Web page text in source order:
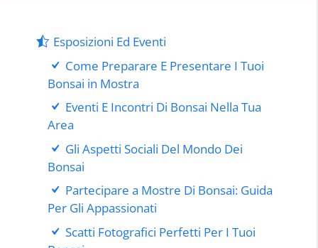
Esposizioni Ed Eventi
Come Preparare E Presentare I Tuoi
Bonsai in Mostra
Eventi E Incontri Di Bonsai Nella Tua
Area
Gli Aspetti Sociali Del Mondo Dei
Bonsai
Partecipare a Mostre Di Bonsai: Guida
Per Gli Appassionati
Scatti Fotografici Perfetti Per I Tuoi